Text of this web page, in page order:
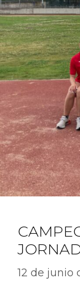
12 de junio